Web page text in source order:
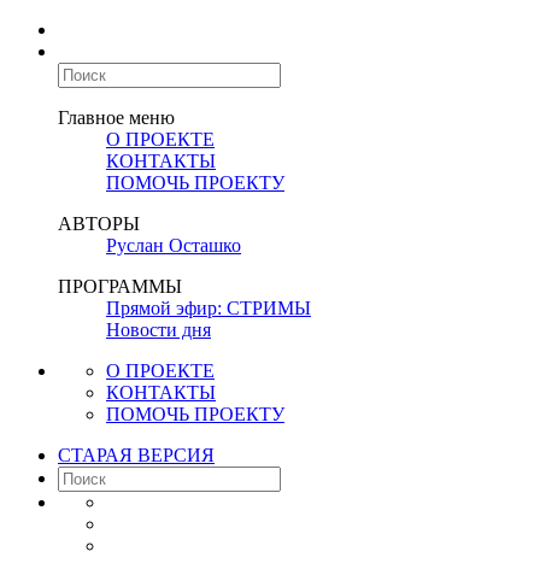
Главное меню
О ПРОЕКТЕ
КОНТАКТЫ
ПОМОЧЬ ПРОЕКТУ
АВТОРЫ
Руслан Осташко
ПРОГРАММЫ
Прямой эфир: СТРИМЫ
Новости дня
О ПРОЕКТЕ
КОНТАКТЫ
ПОМОЧЬ ПРОЕКТУ
СТАРАЯ ВЕРСИЯ